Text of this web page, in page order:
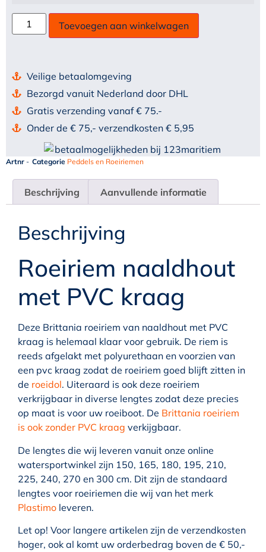
Toevoegen aan winkelwagen
Veilige betaalomgeving
Bezorgd vanuit Nederland door DHL
Gratis verzending vanaf € 75.-
Onder de € 75,- verzendkosten € 5,95
Artnr - Categorie Peddels en Roeiriemen
Beschrijving Aanvullende informatie
Beschrijving
Roeiriem naaldhout
met PVC kraag
Deze Brittania roeiriem van naaldhout met PVC
kraag is helemaal klaar voor gebruik. De riem is
reeds afgelakt met polyurethaan en voorzien van
een pvc kraag zodat de roeiriem goed blijft zitten in
de roeidol. Uiteraard is ook deze roeiriem
verkrijgbaar in diverse lengtes zodat deze precies
op maat is voor uw roeiboot. De Brittania roeiriem
is ook zonder PVC kraag verkijgbaar.
De lengtes die wij leveren vanuit onze online
watersportwinkel zijn 150, 165, 180, 195, 210,
225, 240, 270 en 300 cm. Dit zijn de standaard
lengtes voor roeiriemen die wij van het merk
Plastimo leveren.
Let op! Voor langere artikelen zijn de verzendkosten
hoger, ook al komt uw orderbedrag boven de € 50,-